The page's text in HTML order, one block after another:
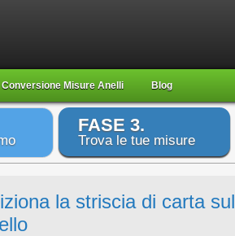
Conversione Misure Anelli Blog
FASE 3.
Trova le tue misure
la striscia di carta sul